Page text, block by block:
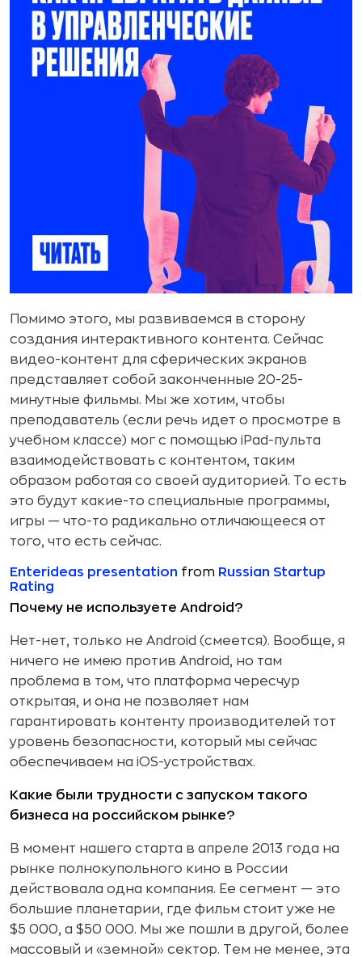
Помимо этого, мы развиваемся в сторону
создания интерактивного контента. Сейчас
видео-контент для сферических экранов
представляет собой законченные 20-25-
минутные фильмы. Мы же хотим, чтобы
преподаватель (если речь идет о просмотре в
учебном классе) мог с помощью iPad-пульта
взаимодействовать с контентом, таким
образом работая со своей аудиторией. То есть
это будут какие-то специальные программы,
игры — что-то радикально отличающееся от
того, что есть сейчас.
Enterideas presentation from Russian Startup
Rating
Почему не используете Android?
Нет-нет, только не Android (смеется). Вообще, я
ничего не имею против Android, но там
проблема в том, что платформа чересчур
открытая, и она не позволяет нам
гарантировать контенту производителей тот
уровень безопасности, который мы сейчас
обеспечиваем на iOS-устройствах.
Какие были трудности с запуском такого
бизнеса на российском рынке?
В момент нашего старта в апреле 2013 года на
рынке полнокупольного кино в России
действовала одна компания. Ее сегмент — это
большие планетарии, где фильм стоит уже не
$5 000, а $50 000. Мы же пошли в другой, более
массовый и «земной» сектор. Тем не менее, эта